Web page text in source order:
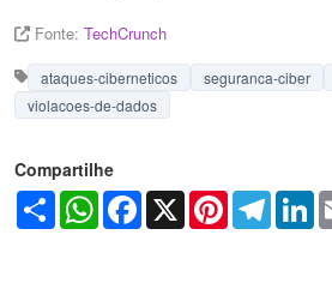
Fonte: TechCrunch
ataques-ciberneticos seguranca-ciber
violacoes-de-dados
Compartilhe
Share WhatsAppFacebook
X Pinterest